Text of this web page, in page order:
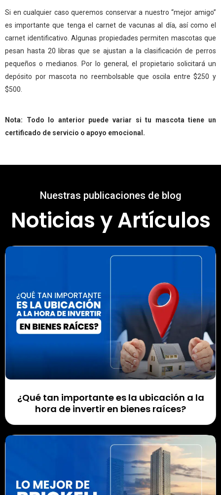
Si en cualquier caso queremos conservar a nuestro “mejor amigo”
es importante que tenga el carnet de vacunas al día, así como el
carnet identificativo. Algunas propiedades permiten mascotas que
pesan hasta 20 libras que se ajustan a la clasificación de perros
pequeños o medianos. Por lo general, el propietario solicitará un
depósito por mascota no reembolsable que oscila entre $250 y
$500.
Nota: Todo lo anterior puede variar si tu mascota tiene un
certificado de servicio o apoyo emocional.
Nuestras publicaciones de blog
Noticias y Artículos
¿Qué tan importante es la ubicación a la
hora de invertir en bienes raíces?